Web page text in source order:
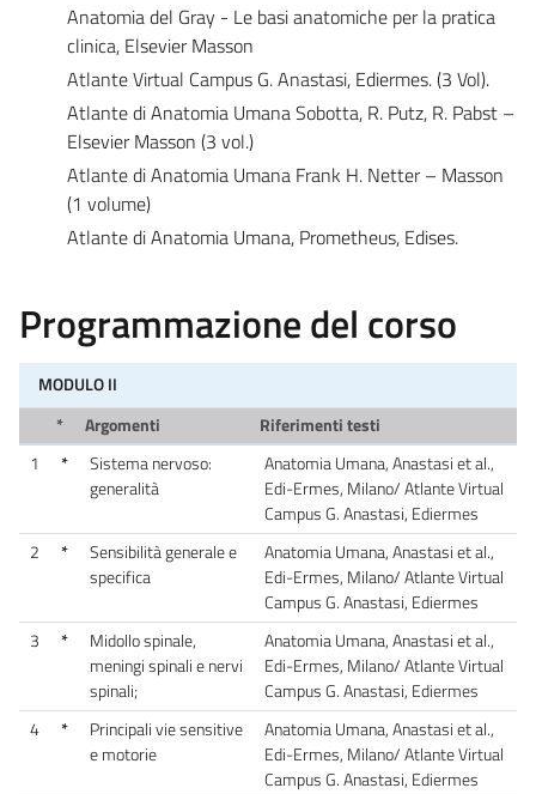
Anatomia del Gray - Le basi anatomiche per la pratica
clinica, Elsevier Masson
Atlante Virtual Campus G. Anastasi, Ediermes. (3 Vol).
Atlante di Anatomia Umana Sobotta, R. Putz, R. Pabst –
Elsevier Masson (3 vol.)
Atlante di Anatomia Umana Frank H. Netter – Masson
(1 volume)
Atlante di Anatomia Umana, Prometheus, Edises.
Programmazione del corso
MODULO II
*
Argomenti
Riferimenti testi
1
*
Sistema nervoso:
generalità
Anatomia Umana, Anastasi et al.,
Edi-Ermes, Milano/ Atlante Virtual
Campus G. Anastasi, Ediermes
2
*
Sensibilità generale e
specifica
Anatomia Umana, Anastasi et al.,
Edi-Ermes, Milano/ Atlante Virtual
Campus G. Anastasi, Ediermes
3
*
Midollo spinale,
meningi spinali e nervi
spinali;
Anatomia Umana, Anastasi et al.,
Edi-Ermes, Milano/ Atlante Virtual
Campus G. Anastasi, Ediermes
4
*
Principali vie sensitive
e motorie
Anatomia Umana, Anastasi et al.,
Edi-Ermes, Milano/ Atlante Virtual
Campus G. Anastasi, Ediermes